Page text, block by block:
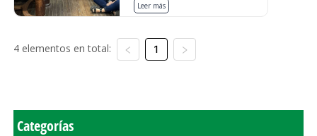
Leer más
4 elementos en total: 1
Categorías